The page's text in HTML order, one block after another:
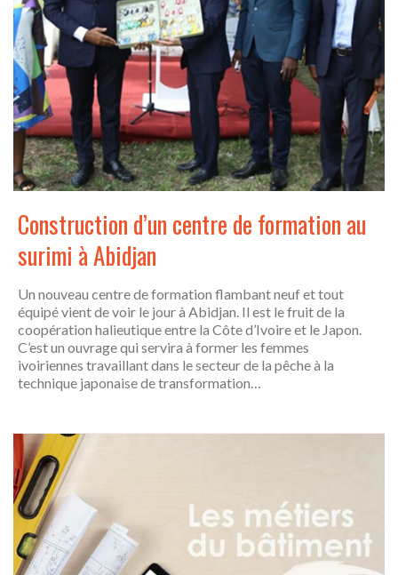
Construction d’un centre de formation au
surimi à Abidjan
Un nouveau centre de formation flambant neuf et tout
équipé vient de voir le jour à Abidjan. Il est le fruit de la
coopération halieutique entre la Côte d’Ivoire et le Japon.
C’est un ouvrage qui servira à former les femmes
ivoiriennes travaillant dans le secteur de la pêche à la
technique japonaise de transformation…